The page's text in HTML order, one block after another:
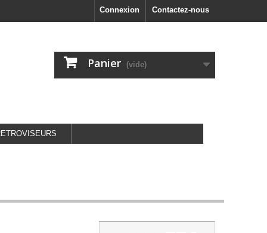
Contactez-nous
Connexion
Panier (vide)